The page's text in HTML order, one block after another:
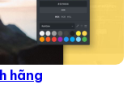
hãng